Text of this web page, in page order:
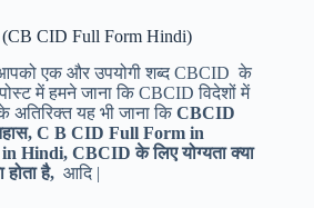
(CB CID Full Form Hindi)
एक और उपयोगी शब्द CBCID के
में हमने जाना कि CBCID विदेशों में
अतिरिक्त यह भी जाना कि CBCID
C B CID Full Form in
Hindi, CBCID के लिए योग्यता क्या
है, आदि |